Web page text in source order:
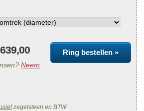
Ring bestellen »
Neem
zegelsteen en BTW